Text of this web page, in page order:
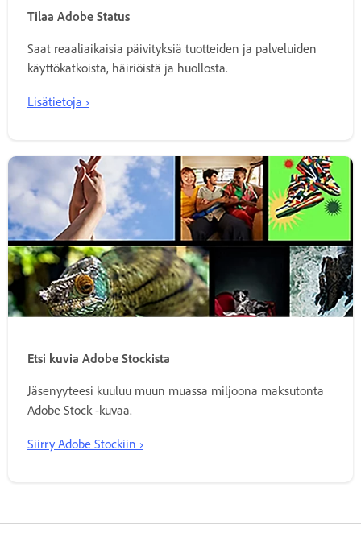
Tilaa Adobe Status
Saat reaaliaikaisia päivityksiä tuotteiden ja palveluiden
käyttökatkoista, häiriöistä ja huollosta.
Lisätietoja ›
Etsi kuvia Adobe Stockista
Jäsenyyteesi kuuluu muun muassa miljoona maksutonta
Adobe Stock -kuvaa.
Siirry Adobe Stockiin ›